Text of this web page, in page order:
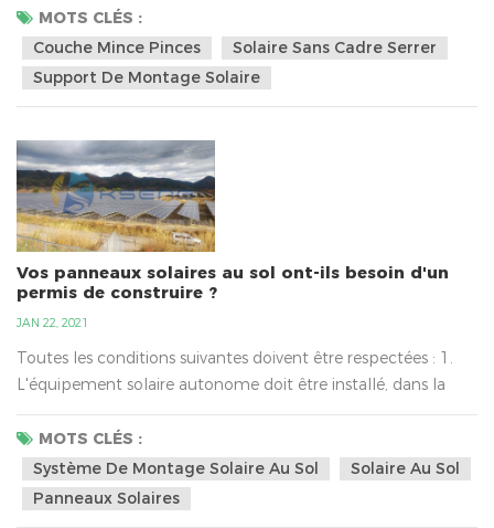
aux composants de support PV, matériau de pinces à
couche mince pour alliage d'aluminium, les utilisateurs
peuvent être commandés en fonction des exigences
concernant la taille. Pince solaire à couche mince intégrée
MOTS CLÉS :
Couche Mince Pinces
Solaire Sans Cadre Serrer
Support De Montage Solaire
Vos panneaux solaires au sol ont-ils besoin d'un
permis de construire ?
JAN 22, 2021
Toutes les conditions suivantes doivent être respectées : 1.
L'équipement solaire autonome doit être installé, dans la
mesure du possible, de manière à minimiser son effet sur
l'agrément de la zone. 2. Lorsqu'il n'est plus nécessaire,
l'équipement doit être retiré dès que raisonnablement
possible. 3.En termes de système de montage solaire au sol ,
les nouvelles conditions de planification signifie...
MOTS CLÉS :
Système De Montage Solaire Au Sol
Solaire Au Sol
Panneaux Solaires